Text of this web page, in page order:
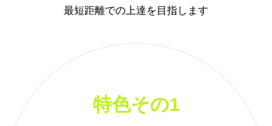
最短距離での上達を目指します
特色その1